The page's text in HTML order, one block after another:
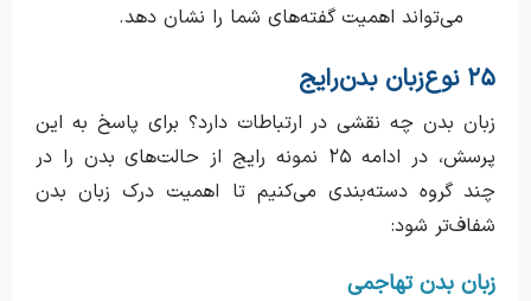
می‌تواند اهمیت گفته‌های شما را نشان دهد.
۲۵ نوع زبان بدن رایج
زبان بدن چه نقشی در ارتباطات دارد؟ برای پاسخ به این
پرسش، در ادامه ۲۵ نمونه رایج از حالت‌های بدن را در
چند گروه دسته‌بندی می‌کنیم تا اهمیت درک زبان بدن
شفاف‌تر شود:
زبان بدن تهاجمی